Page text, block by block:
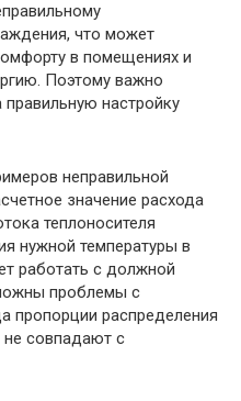
что может
в помещениях и
Поэтому важно
настройку
неправильной
значение расхода
теплоносителя
нужной температуры в
работать с должной
проблемы с
пропорции распределения
совпадают с